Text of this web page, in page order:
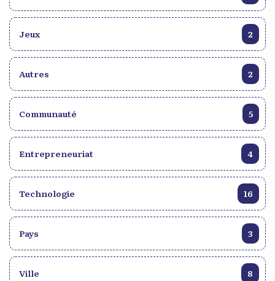
Non à la violence faite aux enfants et à la violation
de leurs droits.
Jeux
2
Autres 2
Communauté 5
Entrepreneuriat 4
Technologie 16
Pays 3
Ville 8